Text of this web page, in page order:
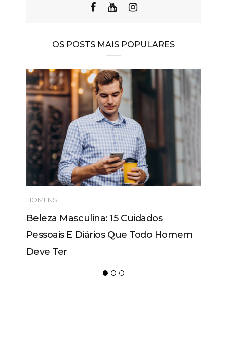
OS POSTS MAIS POPULARES
HOMENS
Beleza Masculina: 15 Cuidados
Pessoais E Diários Que Todo Homem
Deve Ter